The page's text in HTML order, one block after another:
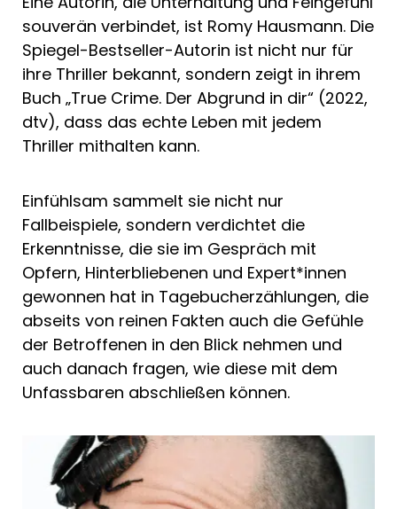
souverän verbindet, ist Romy Hausmann. Die
Spiegel-Bestseller-Autorin ist nicht nur für
ihre Thriller bekannt, sondern zeigt in ihrem
Buch „True Crime. Der Abgrund in dir“ (2022,
dtv), dass das echte Leben mit jedem
Thriller mithalten kann.
Einfühlsam sammelt sie nicht nur
Fallbeispiele, sondern verdichtet die
Erkenntnisse, die sie im Gespräch mit
Opfern, Hinterbliebenen und Expert*innen
gewonnen hat in Tagebucherzählungen, die
abseits von reinen Fakten auch die Gefühle
der Betroffenen in den Blick nehmen und
auch danach fragen, wie diese mit dem
Unfassbaren abschließen können.